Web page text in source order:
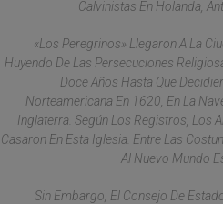
Calvinistas En Holanda,
«Los Peregrinos» Llegaron A La
Huyendo De Las Persecuciones
Doce Años Hasta Que
Norteamericana En 1620, En La
Inglaterra. Según Los Registros, Los
Casaron En Esta Iglesia. Entre Las
Al Nuevo Mundo
Sin Embargo, El Consejo De